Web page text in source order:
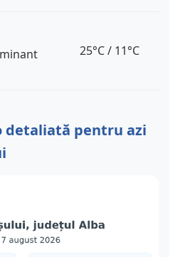
25°C / 11°C
detaliată pentru azi